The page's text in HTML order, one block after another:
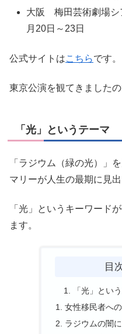
大阪 梅田芸術劇場
月20日～23日
公式サイトはこちらです。
東京公演を観てきました
「光」というテーマ
「ラジウム（緑の光）」
マリーが人生の最期に見
「光」というキーワード
ます。
目
「光」とい
女性移民者へ
ラジウムの闇